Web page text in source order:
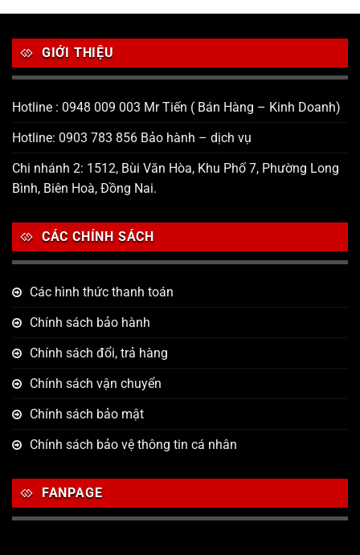
GIỚI THIỆU
Hotline : 0948 009 003 Mr Tiến ( Bán Hàng – Kinh Doanh)
Hotline: 0903 783 856 Bảo hành – dịch vụ
Chi nhánh 2: 1512, Bùi Văn Hòa, Khu Phố 7, Phường Long
Bình, Biên Hoà, Đồng Nai.
CÁC CHÍNH SÁCH
Các hình thức thanh toán
Chính sách bảo hành
Chính sách đổi, trả hàng
Chính sách vận chuyển
Chính sách bảo mật
Chính sách bảo vệ thông tin cá nhân
FANPAGE